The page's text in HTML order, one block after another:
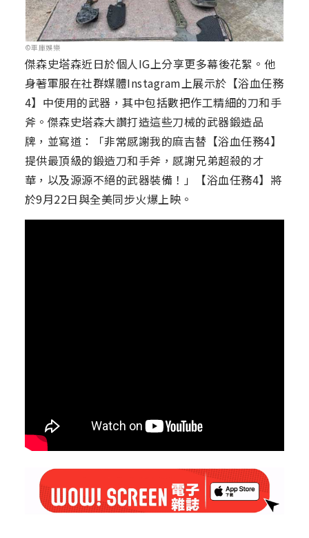
©車庫娛樂
傑森史塔森近日於個人IG上分享更多幕後花絮。他
身著軍服在社群媒體Instagram上展示於【浴血任務
4】中使用的武器，其中包括數把作工精細的刀和手
斧。傑森史塔森大讚打造這些刀械的武器鍛造品
牌，並寫道：「非常感謝我的麻吉替【浴血任務4】
提供最頂級的鍛造刀和手斧，感謝兄弟超殺的才
華，以及源源不絕的武器裝備！」【浴血任務4】將
於9月22日與全美同步火爆上映。